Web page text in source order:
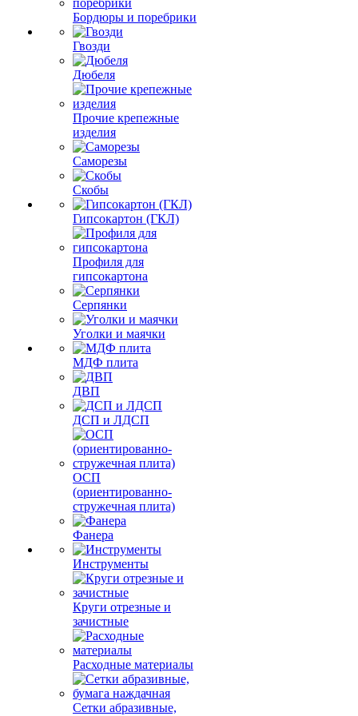
Бордюры и поребрики
Гвозди
Дюбеля
Прочие крепежные
изделия
Саморезы
Скобы
Гипсокартон (ГКЛ)
Профиля для
гипсокартона
Серпянки
Уголки и маячки
МДФ плита
ДВП
ДСП и ЛДСП
ОСП
(ориентированно-
стружечная плита)
Фанера
Инструменты
Круги отрезные и
зачистные
Расходные материалы
Сетки абразивные,